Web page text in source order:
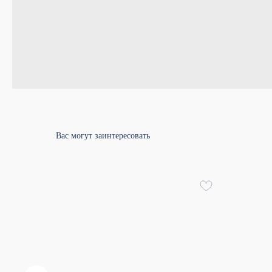
Вас могут заинтересовать